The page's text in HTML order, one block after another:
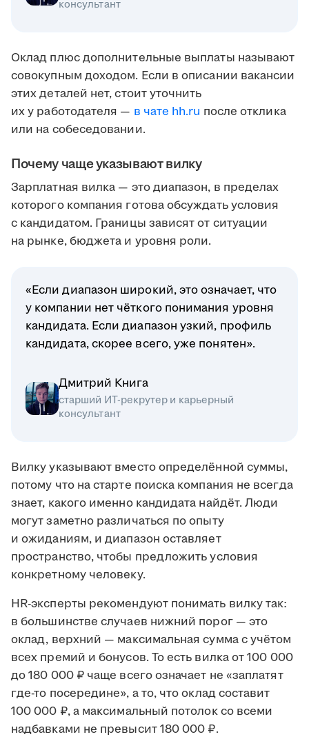
консультант
Оклад плюс дополнительные выплаты называют
совокупным доходом. Если в описании вакансии
этих деталей нет, стоит уточнить
их у работодателя — в чате hh.ru после отклика
или на собеседовании.
Почему чаще указывают вилку
Зарплатная вилка — это диапазон, в пределах
которого компания готова обсуждать условия
с кандидатом. Границы зависят от ситуации
на рынке, бюджета и уровня роли.
«Если диапазон широкий, это означает, что
у компании нет чёткого понимания уровня
кандидата. Если диапазон узкий, профиль
кандидата, скорее всего, уже понятен».
Дмитрий Книга
старший ИТ-рекрутер и карьерный
консультант
Вилку указывают вместо определённой суммы,
потому что на старте поиска компания не всегда
знает, какого именно кандидата найдёт. Люди
могут заметно различаться по опыту
и ожиданиям, и диапазон оставляет
пространство, чтобы предложить условия
конкретному человеку.
HR-эксперты рекомендуют понимать вилку так:
в большинстве случаев нижний порог — это
оклад, верхний — максимальная сумма с учётом
всех премий и бонусов. То есть вилка от 100 000
до 180 000 ₽ чаще всего означает не «заплатят
где-то посередине», а то, что оклад составит
100 000 ₽, а максимальный потолок со всеми
надбавками не превысит 180 000 ₽.